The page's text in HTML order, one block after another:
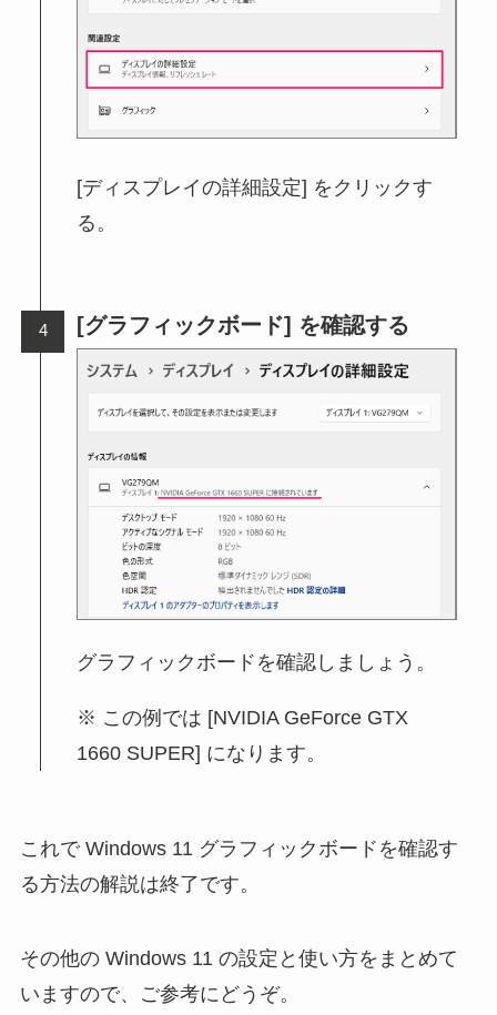
[ディスプレイの詳細設定] をクリックす
る。
[グラフィックボード] を確認する
グラフィックボードを確認しましょう。
この例では [NVIDIA GeForce GTX
1660 SUPER] になります。
これで Windows 11 グラフィックボードを確認す
る方法の解説は終了です。
その他の Windows 11 の設定と使い方をまとめて
いますので、ご参考にどうぞ。